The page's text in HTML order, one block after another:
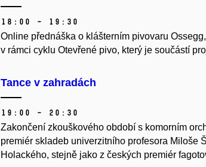
18:00 – 19:30
Online přednáška o klášterním pivovaru
v rámci cyklu Otevřené pivo, který je součástí
Tance v zahradách
19:00 – 20:30
Zakončení zkouškového období s komorním
premiér skladeb univerzitního profesora Miloše
Holackého, stejně jako z českých premiér